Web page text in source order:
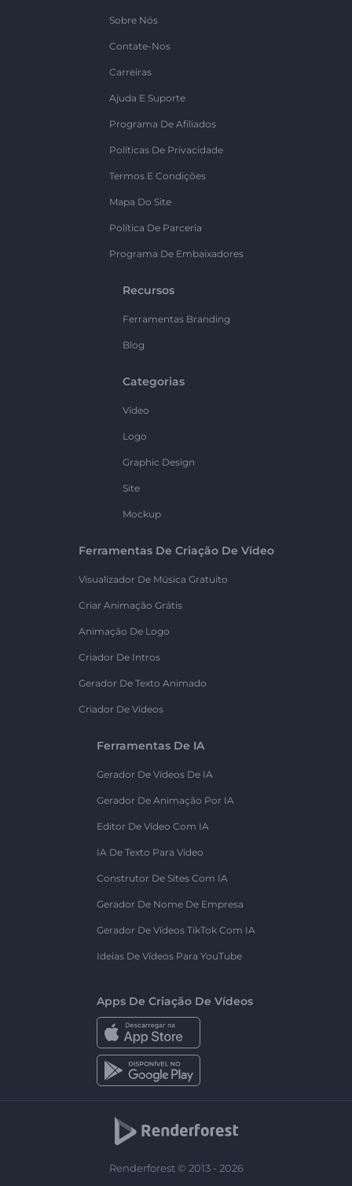
Sobre Nós
Contate-Nos
Carreiras
Ajuda E Suporte
Programa De Afiliados
Políticas De Privacidade
Termos E Condições
Mapa Do Site
Política De Parceria
Programa De Embaixadores
Recursos
Ferramentas Branding
Blog
Categorias
Vídeo
Logo
Graphic Design
Site
Mockup
Ferramentas De Criação De Vídeo
Visualizador De Música Gratuito
Criar Animação Grátis
Animação De Logo
Criador De Intros
Gerador De Texto Animado
Criador De Vídeos
Ferramentas De IA
Gerador De Vídeos De IA
Gerador De Animação Por IA
Editor De Vídeo Com IA
IA De Texto Para Vídeo
Construtor De Sites Com IA
Gerador De Nome De Empresa
Gerador De Vídeos TikTok Com IA
Ideias De Vídeos Para YouTube
Apps De Criação De Vídeos
Renderforest © 2013 - 2026